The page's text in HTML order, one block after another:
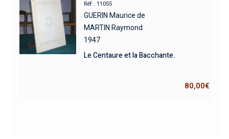
Réf : 11055
GUERIN Maurice de
MARTIN Raymond
1947
Le Centaure et la Bacchante.
80,00€